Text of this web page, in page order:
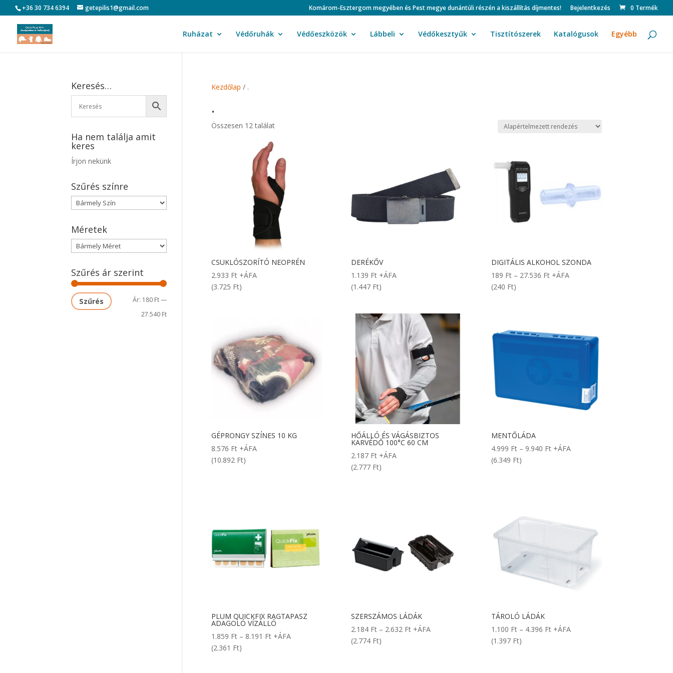
+36 30 734 6394 getepilis1@gmail.com Komárom-Esztergom megyében és Pest megye dunántúli részén a kiszállítás díjmentes! Bejelentkezés 0 Termék
Ruházat Védőruhák Védőeszközök Lábbeli Védőkesztyűk Tisztítószerek Katalógusok Egyébb
Kezdőlap / .
.
Összesen 12 találat
CSUKLÓSZORÍTÓ NEOPRÉN
2.933 Ft +ÁFA
(3.725 Ft)
DERÉKŐV
1.139 Ft +ÁFA
(1.447 Ft)
DIGITÁLIS ALKOHOL SZONDA
189 Ft – 27.536 FtÁrtartomány:
+ÁFA
(240 Ft)
GÉPRONGY SZÍNES 10 KG
8.576 Ft +ÁFA
(10.892 Ft)
HŐÁLLÓ ÉS VÁGÁSBIZTOS
KARVÉDŐ 100°C 60 CM
2.187 Ft +ÁFA
(2.777 Ft)
MENTŐLÁDA
4.999 Ft – 9.940 FtÁrtartomány:
+ÁFA
(6.349 Ft)
PLUM QUICKFIX RAGTAPASZ
ADAGOLÓ VÍZÁLLÓ
1.859 Ft – 8.191 FtÁrtartomány:
+ÁFA
(2.361 Ft)
SZERSZÁMOS LÁDÁK
2.184 Ft – 2.632 FtÁrtartomány:
+ÁFA
(2.774 Ft)
TÁROLÓ LÁDÁK
1.100 Ft – 4.396 FtÁrtartomány:
+ÁFA
(1.397 Ft)
Keresés…
Ha nem találja amit
keres
Írjon nekünk
Szűrés színre
Méretek
Szűrés ár szerint
Min
ár
Max
ár
Szűrés Ár: 180 Ft—
27.540 Ft